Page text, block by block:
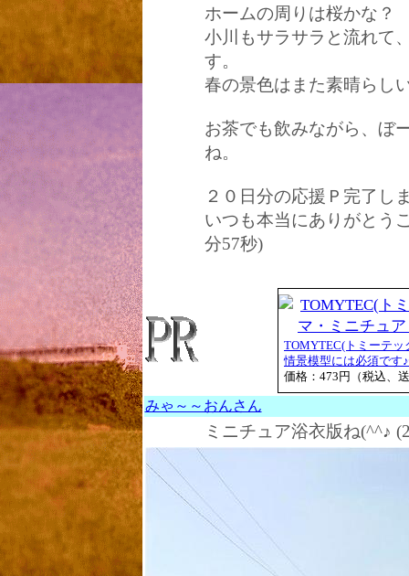
ホームの周りは桜かな？
小川もサラサラと流れて
す。
春の景色はまた素晴らし
お茶でも飲みながら、ぼ
ね。
２０日分の応援Ｐ完了し
いつも本当にありがとう
分57秒)
TOMYTEC(トミーテ
情景模型には必須です
価格：473円（税込、
みゃ～～おんさん
ミニチュア浴衣版ね(^^♪